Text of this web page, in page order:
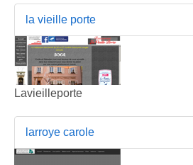
la vieille porte
Lavieilleporte
larroye carole